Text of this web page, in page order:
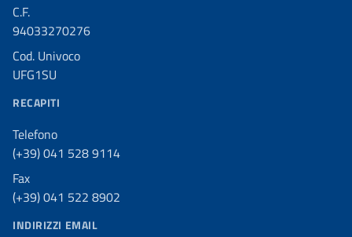
C.F.
94033270276
Cod. Univoco
UFG1SU
RECAPITI
Telefono
(+39) 041 528 9114
Fax
(+39) 041 522 8902
INDIRIZZI EMAIL